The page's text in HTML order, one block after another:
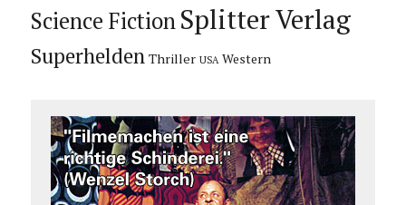
Science Fiction Splitter Verlag
Superhelden Thriller USA Western